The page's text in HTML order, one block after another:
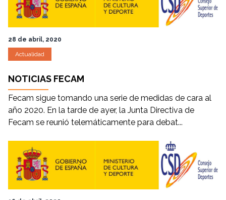
28 de abril, 2020
Actualidad
NOTICIAS FECAM
Fecam sigue tomando una serie de medidas de cara al
año 2020. En la tarde de ayer, la Junta Directiva de
Fecam se reunió telemáticamente para debat...